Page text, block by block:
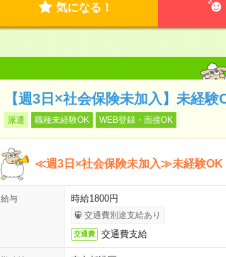
気になる！
【週3日×社会保険未加入】未経
派遣 職種未経験OK WEB登録・面接OK
≪週3日×社会保険未加入≫未経験OK
給与 時給1800円
交通費別途支給あり
交通費 交通費支給